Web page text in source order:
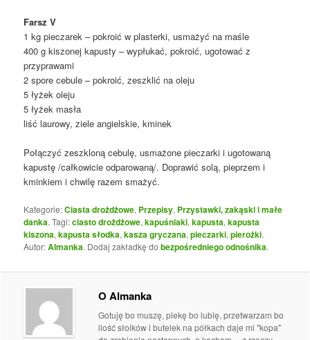
Farsz V
1 kg pieczarek – pokroić w plasterki, usmażyć na maśle
400 g kiszonej kapusty – wypłukać, pokroić, ugotować z
przyprawami
2 spore cebule – pokroić, zeszklić na oleju
5 łyżek oleju
5 łyżek masła
liść laurowy, ziele angielskie, kminek
Połączyć zeszkloną cebulę, usmażone pieczarki i ugotowaną
kapustę /całkowicie odparowaną/. Doprawić solą, pieprzem i
kminkiem i chwilę razem smażyć.
Kategorie:Ciasta drożdżowe, Przepisy, Przystawki, zakąski i małe
danka. Tagi:ciasto drożdżowe,kapuśniaki,kapusta,kapusta
kiszona,kapusta słodka,kasza gryczana,pieczarki,pierożki.
Autor:Almanka. Dodaj zakładkę dobezpośredniego odnośnika.
O Almanka
Gotuję bo muszę, piekę bo lubię, przetwarzam bo
ilość słoików i butelek na półkach daje mi "kopa"